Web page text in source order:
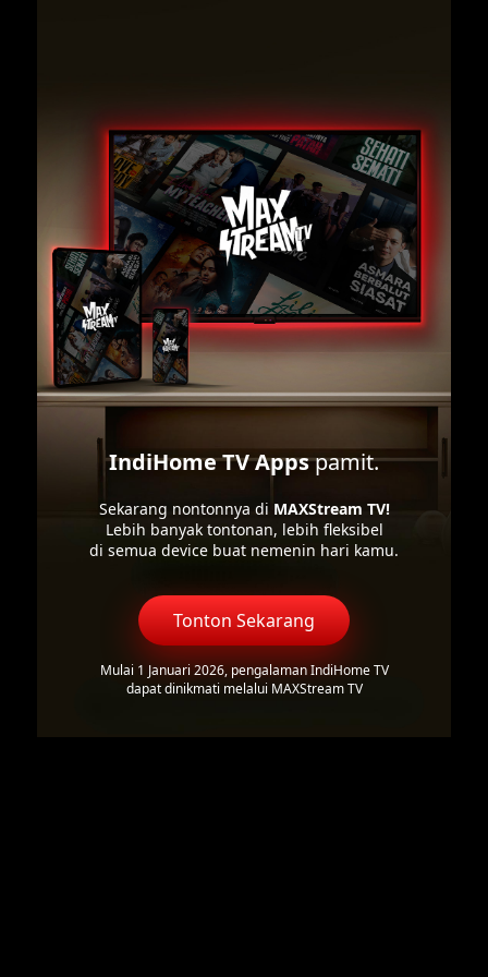
IndiHome TV Appspamit.
Sekarang nontonnya di MAXStream TV!
Lebih banyak tontonan, lebih fleksibel
di semua device buat nemenin hari kamu.
Tonton Sekarang
Mulai 1 Januari 2026, pengalaman IndiHome TV
dapat dinikmati melalui MAXStream TV